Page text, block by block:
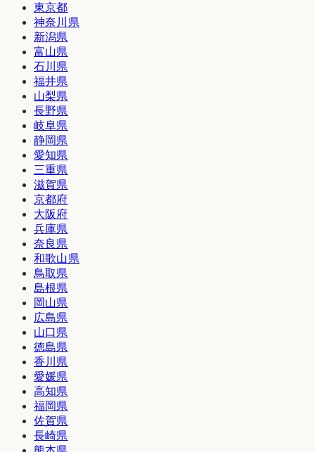
東京都
神奈川県
新潟県
富山県
石川県
福井県
山梨県
長野県
岐阜県
静岡県
愛知県
三重県
滋賀県
京都府
大阪府
兵庫県
奈良県
和歌山県
鳥取県
島根県
岡山県
広島県
山口県
徳島県
香川県
愛媛県
高知県
福岡県
佐賀県
長崎県